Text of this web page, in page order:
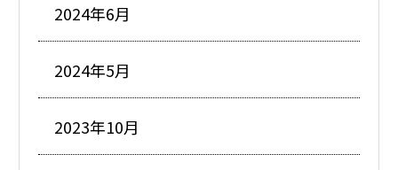
2024年6月
2024年5月
2023年10月